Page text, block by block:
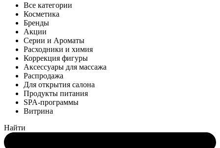
Все категории
Косметика
Бренды
Акции
Серии и Ароматы
Расходники и химия
Коррекция фигуры
Аксессуары для массажа
Распродажа
Для открытия салона
Продукты питания
SPA-программы
Витрина
Найти